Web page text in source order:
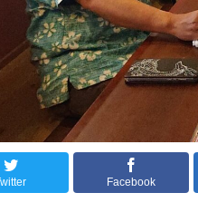
Facebook